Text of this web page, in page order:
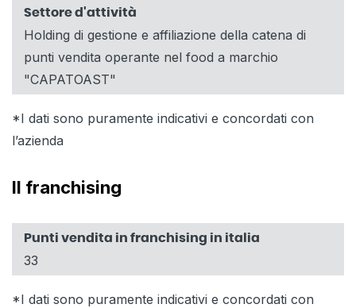
Settore d'attività
Holding di gestione e affiliazione della catena di
punti vendita operante nel food a marchio
"CAPATOAST"
*I dati sono puramente indicativi e concordati con
l’azienda
Il franchising
Punti vendita in franchising in italia
33
*I dati sono puramente indicativi e concordati con